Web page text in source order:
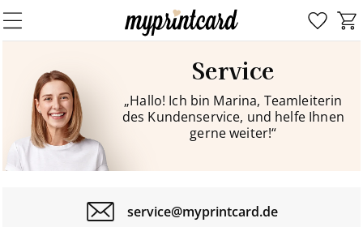
Service
„Hallo! Ich bin Marina, Teamleiterin
des Kundenservice, und helfe Ihnen
gerne weiter!“
service@myprintcard.de